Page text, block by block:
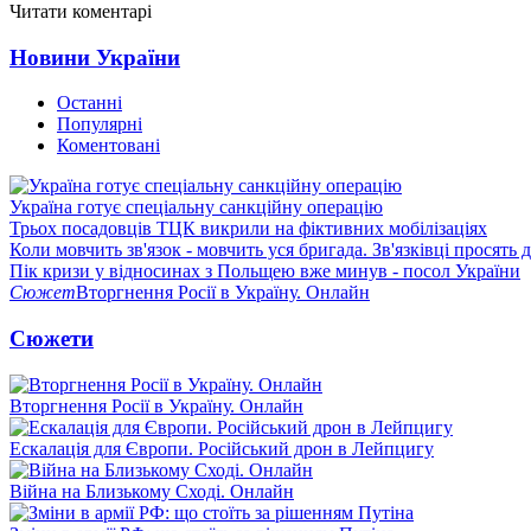
Читати коментарі
Новини України
Останні
Популярні
Коментовані
Україна готує спеціальну санкційну операцію
Трьох посадовців ТЦК викрили на фіктивних мобілізаціях
Коли мовчить зв'язок - мовчить уся бригада. Зв'язківці просять
Пік кризи у відносинах з Польщею вже минув - посол України
СюжетВторгнення Росії в Україну. Онлайн
Сюжети
Вторгнення Росії в Україну. Онлайн
Ескалація для Європи. Російський дрон в Лейпцигу
Війна на Близькому Сході. Онлайн